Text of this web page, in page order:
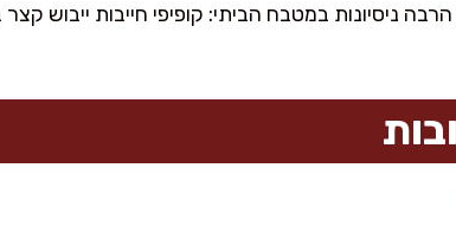
הרבה ניסיונות במטבח הביתי: קופיפי חייבות ייבוש